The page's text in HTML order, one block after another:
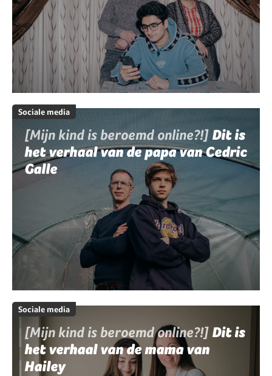
Sociale media
[Mijn kind is beroemd online?!] Dit is
het verhaal van de papa van Cedric
Galle
Sociale media
[Mijn kind is beroemd online?!] Dit is
het verhaal van de mama van
Hailey